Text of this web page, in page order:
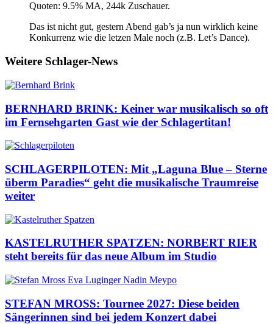
Quoten: 9.5% MA, 244k Zuschauer.
Das ist nicht gut, gestern Abend gab’s ja nun wirklich keine
Konkurrenz wie die letzen Male noch (z.B. Let’s Dance).
Weitere Schlager-News
BERNHARD BRINK: Keiner war musikalisch so oft
im Fernsehgarten Gast wie der Schlagertitan!
SCHLAGERPILOTEN: Mit „Laguna Blue – Sterne
überm Paradies“ geht die musikalische Traumreise
weiter
KASTELRUTHER SPATZEN: NORBERT RIER
steht bereits für das neue Album im Studio
STEFAN MROSS: Tournee 2027: Diese beiden
Sängerinnen sind bei jedem Konzert dabei